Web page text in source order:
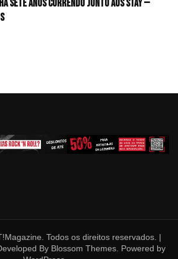
sete anos correndo junto aos STAY —
Todos os direitos reservados. |
By Blossom Themes. Powered by